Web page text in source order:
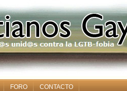
FORO CONTACTO